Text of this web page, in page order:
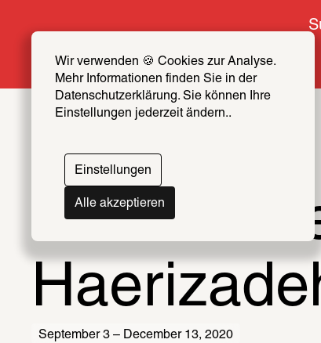
Wir verwenden 🍪 Cookies zur Analyse.
Mehr Informationen finden Sie in der
Datenschutzerklärung. Sie können Ihre
Einstellungen jederzeit ändern..
Einstellungen
Alle akzeptieren
Ramin
September 3 – December 13, 2020